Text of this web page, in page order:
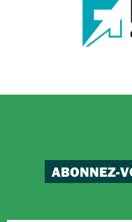
ABONNEZ-